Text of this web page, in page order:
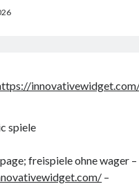
spiele
freispiele ohne wager –
–